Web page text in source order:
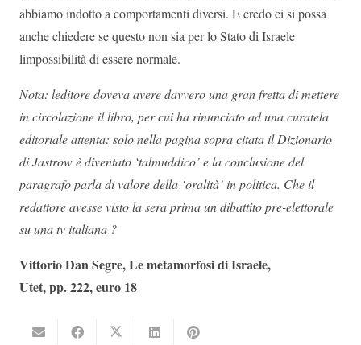
abbiamo indotto a comportamenti diversi. E credo ci si possa
anche chiedere se questo non sia per lo Stato di Israele
limpossibilità di essere normale.
Nota: leditore doveva avere davvero una gran fretta di mettere
in circolazione il libro, per cui ha rinunciato ad una curatela
editoriale attenta: solo nella pagina sopra citata il Dizionario
di Jastrow è diventato ‘talmuddico’ e la conclusione del
paragrafo parla di valore della ‘oralità’ in politica. Che il
redattore avesse visto la sera prima un dibattito pre-elettorale
su una tv italiana ?
Vittorio Dan Segre, Le metamorfosi di Israele,
Utet, pp. 222, euro 18